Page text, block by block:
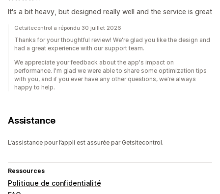
It's a bit heavy, but designed really well and the service is great
Getsitecontrol a répondu 30 juillet 2026
Thanks for your thoughtful review! We're glad you like the design and
had a great experience with our support team.
We appreciate your feedback about the app's impact on
performance. I'm glad we were able to share some optimization tips
with you, and if you ever have any other questions, we're always
happy to help.
Assistance
L’assistance pour l’appli est assurée par Getsitecontrol.
Ressources
Politique de confidentialité